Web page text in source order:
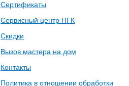
Сертификаты
Сервисный центр НГК
Скидки
Вызов мастера на дом
Контакты
Политика в отношении обработки